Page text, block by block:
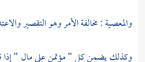
والمعصية : مخالفة الأمر وهو التقصير
وكذلك يضمن كل " مؤتمن على مال " إذا